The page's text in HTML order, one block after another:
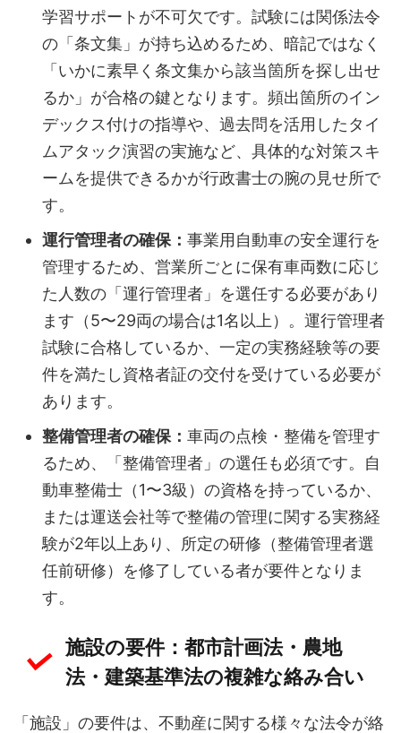
学習サポートが不可欠です。試験には関係法令
の「条文集」が持ち込めるため、暗記ではなく
「いかに素早く条文集から該当箇所を探し出せ
るか」が合格の鍵となります。頻出箇所のイン
デックス付けの指導や、過去問を活用したタイ
ムアタック演習の実施など、具体的な対策スキ
ームを提供できるかが行政書士の腕の見せ所で
す。
運行管理者の確保： 事業用自動車の安全運行を
管理するため、営業所ごとに保有車両数に応じ
た人数の「運行管理者」を選任する必要があり
ます（5〜29両の場合は1名以上）。運行管理者
試験に合格しているか、一定の実務経験等の要
件を満たし資格者証の交付を受けている必要が
あります。
整備管理者の確保： 車両の点検・整備を管理す
るため、「整備管理者」の選任も必須です。自
動車整備士（1〜3級）の資格を持っているか、
または運送会社等で整備の管理に関する実務経
験が2年以上あり、所定の研修（整備管理者選
任前研修）を修了している者が要件となりま
す。
施設の要件：都市計画法・農地
法・建築基準法の複雑な絡み合い
「施設」の要件は、不動産に関する様々な法令が絡